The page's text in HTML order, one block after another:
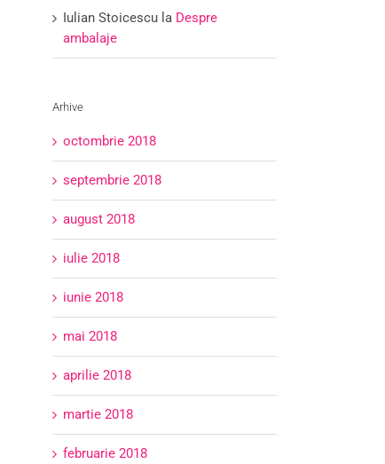
Iulian Stoicescu la Despre
ambalaje
Arhive
octombrie 2018
septembrie 2018
august 2018
iulie 2018
iunie 2018
mai 2018
aprilie 2018
martie 2018
februarie 2018